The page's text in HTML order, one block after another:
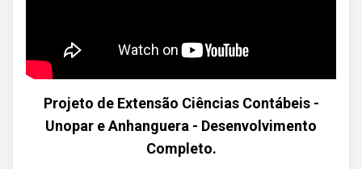
Projeto de Extensão Ciências Contábeis -
Unopar e Anhanguera - Desenvolvimento
Completo.